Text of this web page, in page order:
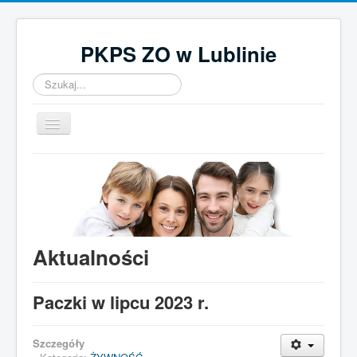
PKPS ZO w Lublinie
Szukaj...
Przełącz
nawigację
Aktualności
UWAGA! Ten serwis używa cookies
Brak zmiany ustawienia przeglądarki oznacza zgodę na to.
Czytaj więcej…
Aktualności
Paczki w lipcu 2023 r.
Szczegóły